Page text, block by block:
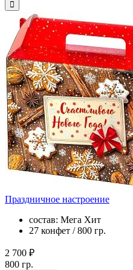
Праздничное настроение
состав: Мега Хит
27 конфет / 800 гр.
2 700 ₽
800 гр.